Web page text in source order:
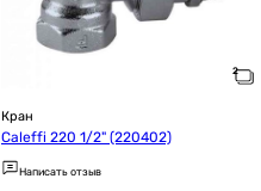
Кран
Caleffi 220 1/2" (220402)
Написать отзыв